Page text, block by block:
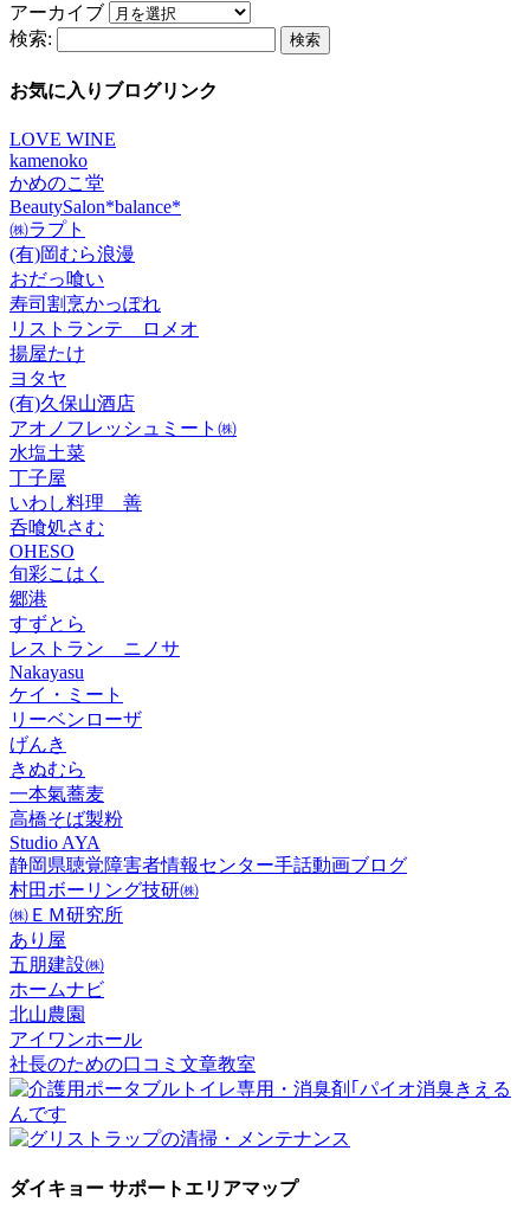
アーカイブ
検索:
お気に入りブログリンク
LOVE WINE
kamenoko
かめのこ堂
BeautySalon*balance*
㈱ラプト
(有)岡むら浪漫
おだっ喰い
寿司割烹かっぽれ
リストランテ ロメオ
揚屋たけ
ヨタヤ
(有)久保山酒店
アオノフレッシュミート㈱
水塩土菜
丁子屋
いわし料理 善
呑喰処さむ
OHESO
旬彩こはく
郷港
すずとら
レストラン ニノサ
Nakayasu
ケイ・ミート
リーベンローザ
げんき
きぬむら
一本氣蕎麦
高橋そば製粉
Studio AYA
静岡県聴覚障害者情報センター手話動画ブログ
村田ボーリング技研㈱
㈱ＥＭ研究所
あり屋
五朋建設㈱
ホームナビ
北山農園
アイワンホール
社長のための口コミ文章教室
ダイキョー サポートエリアマップ